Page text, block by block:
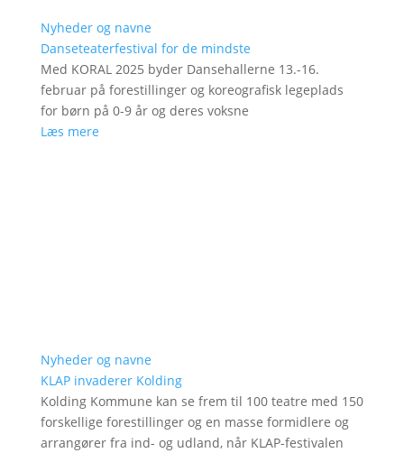
Nyheder og navne
Danseteaterfestival for de mindste
Med KORAL 2025 byder Dansehallerne 13.-16.
februar på forestillinger og koreografisk legeplads
for børn på 0-9 år og deres voksne
Læs mere
Nyheder og navne
KLAP invaderer Kolding
Kolding Kommune kan se frem til 100 teatre med 150
forskellige forestillinger og en masse formidlere og
arrangører fra ind- og udland, når KLAP-festivalen